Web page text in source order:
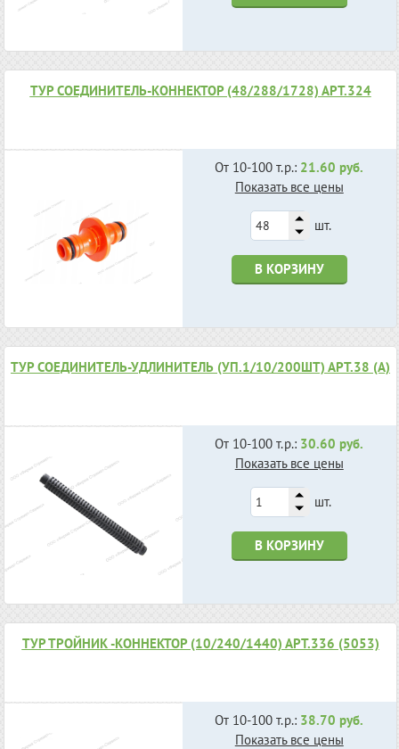
ТУР СОЕДИНИТЕЛЬ-КОННЕКТОР (48/288/1728) АРТ.324
От 10-100 т.р.: 21.60 руб.
Показать все цены
шт.
В КОРЗИНУ
ТУР СОЕДИНИТЕЛЬ-УДЛИНИТЕЛЬ (УП.1/10/200ШТ) АРТ.38 (А)
От 10-100 т.р.: 30.60 руб.
Показать все цены
шт.
В КОРЗИНУ
ТУР ТРОЙНИК -КОННЕКТОР (10/240/1440) АРТ.336 (5053)
От 10-100 т.р.: 38.70 руб.
Показать все цены